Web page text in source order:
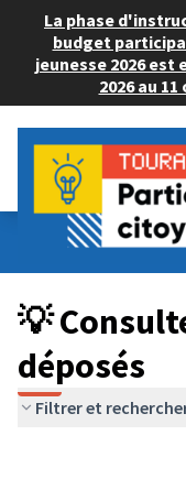
La phase
budget
jeunesse 2026 est
2026 au
Budget Participatif
💡 Consulter les
💡
déposés
Filtrer et